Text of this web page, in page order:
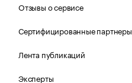
Отзывы о сервисе
Сертифицированные партнеры
Лента публикаций
Эксперты